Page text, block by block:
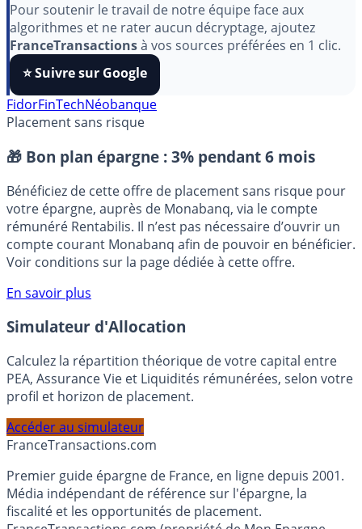
Pour soutenir le travail de notre équipe face aux
algorithmes et ne rater aucun décryptage, ajoutez
FranceTransactionsà vos sources préférées en 1 clic.
⭐️ Suivre sur Google
FidorFinTechNéobanque
Placement sans risque
🎁 Bon plan épargne : 3% pendant 6 mois
Bénéficiez de cette offre de placement sans risque pour
votre épargne, auprès de Monabanq, via le compte
rémunéré Rentabilis. Il n’est pas nécessaire d’ouvrir un
compte courant Monabanq afin de pouvoir en bénéficier.
Voir conditions sur la page dédiée à cette offre.
En savoir plus
Simulateur d'Allocation
Calculez la répartition théorique de votre capital entre
PEA, Assurance Vie et Liquidités rémunérées, selon votre
profil et horizon de placement.
Accéder au simulateur
FranceTransactions.com
Premier guide épargne de France, en ligne depuis 2001.
Média indépendant de référence sur l'épargne, la
fiscalité et les opportunités de placement.